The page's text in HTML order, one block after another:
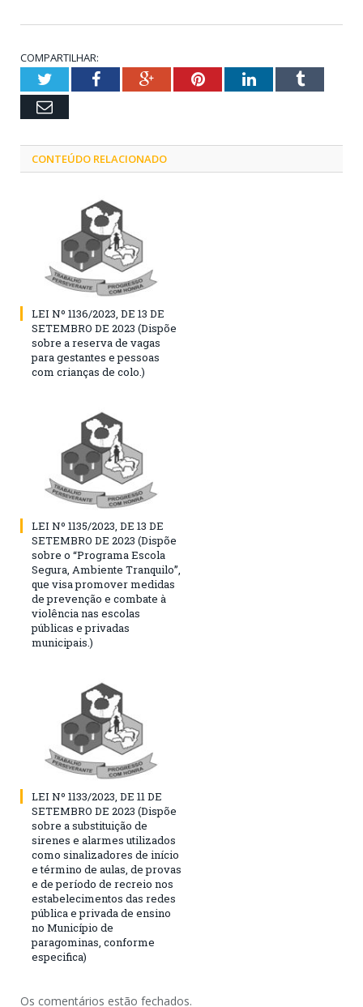
COMPARTILHAR:
TwitterFacebookGoogle+PinterestLinkedInTumblr
Email
CONTEÚDO RELACIONADO
LEI Nº 1136/2023, DE 13 DE
SETEMBRO DE 2023 (Dispõe
sobre a reserva de vagas
para gestantes e pessoas
com crianças de colo.)
LEI Nº 1135/2023, DE 13 DE
SETEMBRO DE 2023 (Dispõe
sobre o “Programa Escola
Segura, Ambiente Tranquilo”,
que visa promover medidas
de prevenção e combate à
violência nas escolas
públicas e privadas
municipais.)
LEI Nº 1133/2023, DE 11 DE
SETEMBRO DE 2023 (Dispõe
sobre a substituição de
sirenes e alarmes utilizados
como sinalizadores de início
e término de aulas, de provas
e de período de recreio nos
estabelecimentos das redes
pública e privada de ensino
no Município de
paragominas, conforme
especifica)
Os comentários estão fechados.